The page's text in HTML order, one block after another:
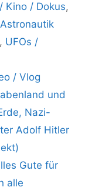
Kino / Dokus,
, UFOs /
/ Vlog
und
Nazi-
Adolf Hitler
Gute für
alle